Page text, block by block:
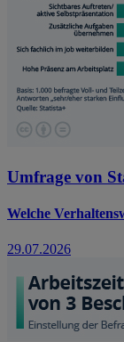
Umfrage von
Welche
29.07.2026